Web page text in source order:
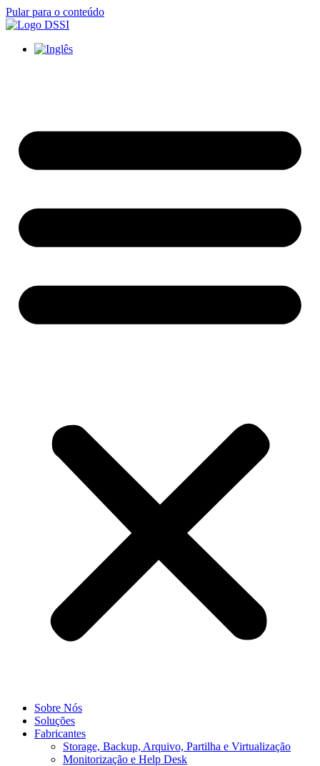
Pular para o conteúdo
Sobre Nós
Soluções
Fabricantes
Storage, Backup, Arquivo, Partilha​ e Virtualização
Monitorização e Help Desk